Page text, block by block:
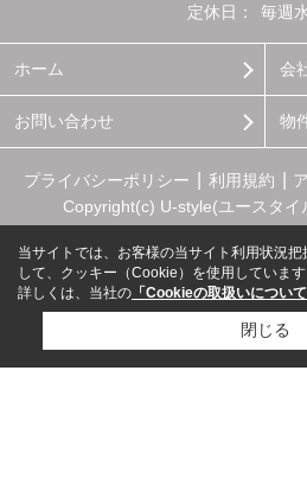
定休日：
毎週
ホーム 会
お問い合わせ 物
プライバシーポリシー 利用規約
Copyright(c) U-style(ユースタイ
当サイトでは、お客様の当サイト利用状況
して、クッキー（Cookie）を使用しています
詳しくは、当社の 「Cookieの取扱いについて
閉じる